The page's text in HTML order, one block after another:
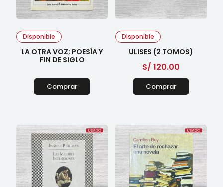
Disponible
LA OTRA VOZ; POESÍA Y
FIN DE SIGLO
Comprar
Disponible
ULISES (2 TOMOS)
S/ 120.00
Comprar